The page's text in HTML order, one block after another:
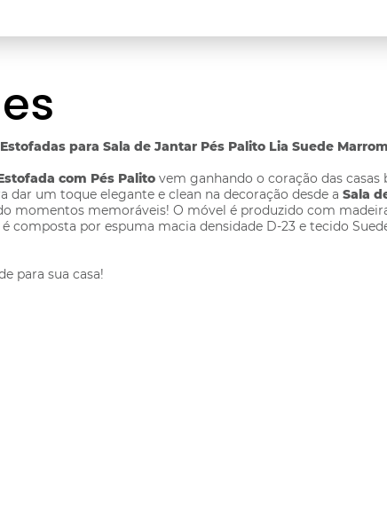
para Sala de Jantar Pés Palito Lia Suede Marrom
com Pés Palito vem ganhando o coração das
dar um toque elegante e clean na decoração desde aSala
momentos memoráveis! O móvel é produzido com
composta por espuma macia densidade D-23 e tecido
para sua casa!